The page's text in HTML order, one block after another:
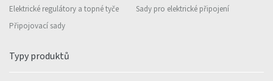
Elektrické regulátory a topné tyče
Sady pro elektrické připojení
Připojovací sady
Typy produktů